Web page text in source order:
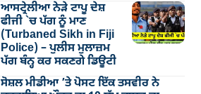
ਆਸਟ੍ਰੇਲੀਆ ਨੇੜੇ ਟਾਪੂ ਦੇਸ਼
ਫੀਜੀ `ਚ ਪੱਗ ਨੂੰ ਮਾਣ
(Turbaned Sikh in Fiji
Police) – ਪੁਲੀਸ ਮੁਲਾਜ਼ਮ
ਪੱਗ ਬੰਨ੍ਹ ਕਰ ਸਕਣਗੇ ਡਿਊਟੀ
ਸੋਸ਼ਲ ਮੀਡੀਆ ’ਤੇ ਪੋਸਟ ਇੱਕ ਤਸਵੀਰ ਨੇ